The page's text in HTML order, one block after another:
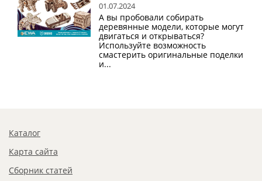
01.07.2024
А вы пробовали собирать
деревянные модели, которые могут
двигаться и открываться?
Используйте возможность
смастерить оригинальные поделки
и...
Каталог
Карта сайта
Сборник статей